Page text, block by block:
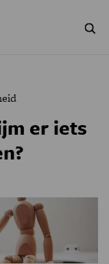
GESCHIEDENIS
AGENDA
er iets